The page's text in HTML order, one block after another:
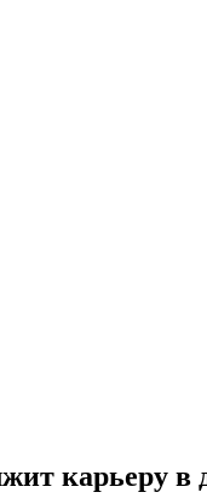
карьеру в